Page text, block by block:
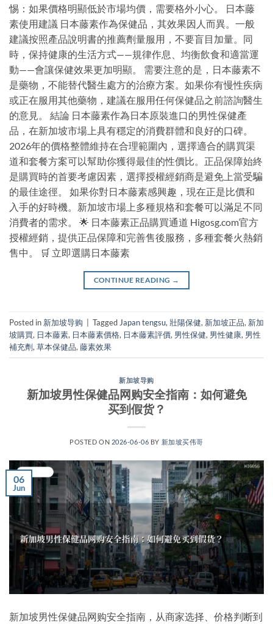
惕：如果價格明顯低於市場均價，需要格外小心。 日本藤
素使用建議 日本藤素作為保健品，其效果因人而異。一般
建議按照產品說明書的推薦劑量服用，不要盲目加量。同
時，保持健康的生活方式——規律作息、均衡飲食和適當運
動——會讓保健效果更加明顯。 需要注意的是，日本藤素不
是藥物，不能替代醫生處方的治療方案。如果你有慢性疾病
或正在服用其他藥物，建議在服用任何保健品之前諮詢醫生
的意見。 結論 日本藤素作為日本原裝進口的男性保健產
品，在新加坡市場上具有穩定的消費群體和良好的口碑。
2026年的價格整體維持在合理範圍內，選擇適合的購買渠
道和套餐方案可以幫助你獲得最佳的性價比。正品保障始終
是購買時的首要考慮因素，選擇授權經銷商是避免上當受騙
的最佳途徑。 如果你對日本藤素感興趣，現在正是比價和
入手的好時機。新加坡市場上多種規格和套餐可以滿足不同
消費者的需求。 🌟 日本藤素正品購買通道 Higosg.com官方
授權經銷，提供正品保障和完善售後服務，多種套餐火熱銷
售中。 🛒 立即選購日本藤素
CONTINUE READING →
Posted in 新加坡导购 Tagged Japan tengsu, 壯陽保健, 新加坡正品, 新加
坡購買, 日本藤素, 日本藤素價格, 日本藤素評價, 男性保健, 男性健康, 男性
補充劑, 草本保健品, 藤素效果
新加坡导购
新加坡男性保健品网购安全指南：如何避免
买到假货？
POSTED ON 2026-06-06 BY 新加坡买伟哥
06
Jun
新加坡男性保健品网购安全指南，从商家选择、价格判断到